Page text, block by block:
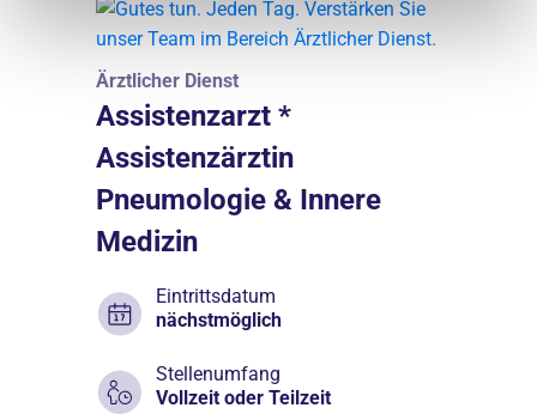
Ärztlicher Dienst
Assistenzarzt *
Assistenzärztin
Pneumologie & Innere
Medizin
Eintrittsdatum
nächstmöglich
Stellenumfang
Vollzeit oder Teilzeit